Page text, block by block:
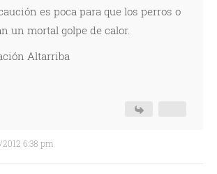
es poca para que los perros o
un mortal golpe de calor.
Altarriba
6:38 pm